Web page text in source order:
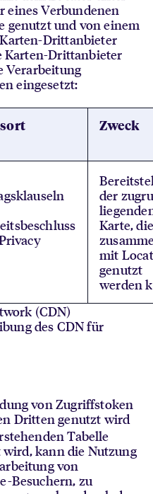
eines Verbundenen
genutzt und von einem
Drittanbieter
Karten-Drittanbieter
Verarbeitung
eingesetzt:
Zweck
der
Karte, die
mit
genutzt
werden
(CDN)
des CDN für
von Zugriffstoken
Dritten genutzt wird
Tabelle
kann die Nutzung
von
Besuchern, zu